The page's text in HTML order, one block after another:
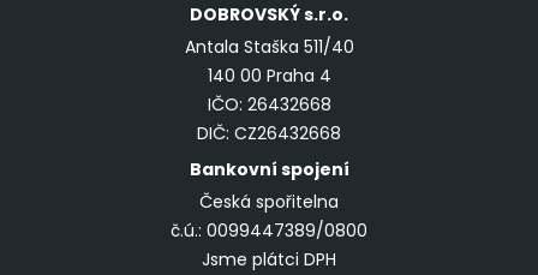
DOBROVSKÝs.r.o.
Antala Staška 511/40
140 00 Praha 4
IČO: 26432668
DIČ: CZ26432668
Bankovní spojení
Česká spořitelna
č.ú.: 0099447389/0800
Jsme plátci DPH